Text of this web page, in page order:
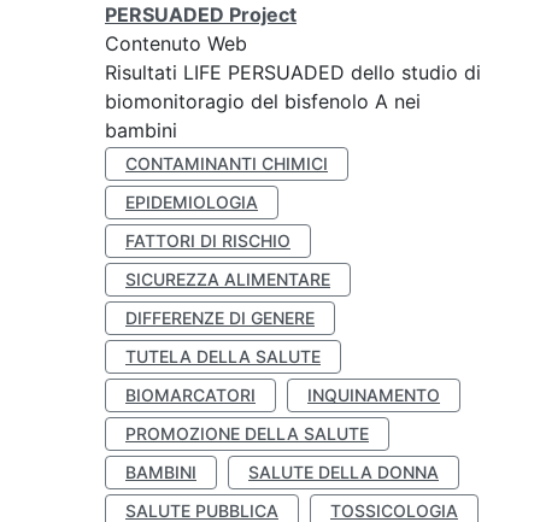
PERSUADED Project
Contenuto Web
Risultati LIFE PERSUADED dello studio di
biomonitoragio del bisfenolo A nei
bambini
CONTAMINANTI CHIMICI
EPIDEMIOLOGIA
FATTORI DI RISCHIO
SICUREZZA ALIMENTARE
DIFFERENZE DI GENERE
TUTELA DELLA SALUTE
BIOMARCATORI
INQUINAMENTO
PROMOZIONE DELLA SALUTE
BAMBINI
SALUTE DELLA DONNA
SALUTE PUBBLICA
TOSSICOLOGIA